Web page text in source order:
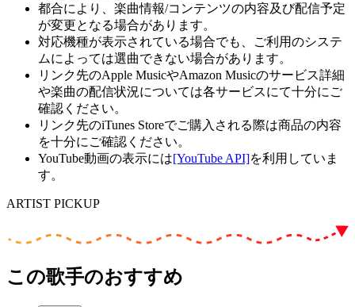
都合により、楽曲情報/コンテンツの内容及び配信予定
が変更となる場合があります。
対応機種が表示されている場合でも、ご利用のシステ
ムによっては選曲できない場合があります。
リンク先のApple MusicやAmazon Musicのサービス詳細
や楽曲の配信状況については各サービスにて十分にご
確認ください。
リンク先のiTunes Storeでご購入される際は商品の内容
を十分にご確認ください。
YouTube動画の表示には[YouTube API]を利用していま
す。
ARTIST PICKUP
この歌手のおすすめ